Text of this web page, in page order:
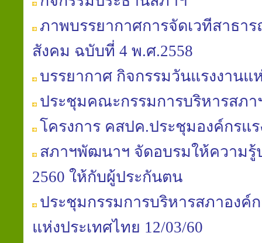
ภาพบรรยากาศการจัดเวทีสาธา
สังคม ฉบับที่ 4 พ.ศ.2558
บรรยากาศ กิจกรรมวันแรงงานแ
ประชุมคณะกรรมการบริหารสภา
โครงการ คสปค.ประชุมองค์กรแ
สภาฯพัฒนาฯ จัดอบรมให้ความรู้
2560 ให้กับผู้ประกันตน
ประชุมกรรมการบริหารสภาองค์
แห่งประเทศไทย 12/03/60